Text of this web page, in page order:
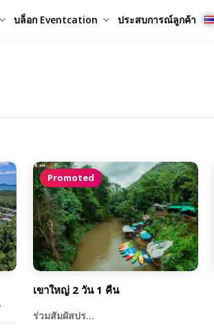
บล็อก Eventcation ประสบการณ์ลูกค้า
Promoted
เขาใหญ่ 2 วัน 1 คืน
ร่วมสัมผัสปร…